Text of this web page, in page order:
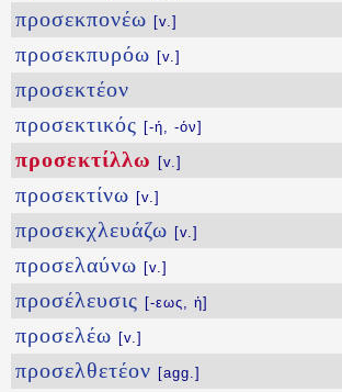
προσεκπονέω [v.]
προσεκπυρόω [v.]
προσεκτέον
προσεκτικός [-ή, -όν]
προσεκτίλλω [v.]
προσεκτίνω [v.]
προσεκχλευάζω [v.]
προσελαύνω [v.]
προσέλευσις [-εως, ἡ]
προσελέω [v.]
προσελθετέον [agg.]